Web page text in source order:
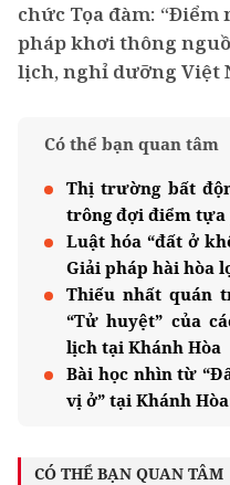
chức Tọa đàm:
pháp khơi thông
lịch, nghỉ dưỡng Việt
Có thể bạn quan tâm
Thị trường bất
trông đợi điểm tựa
Luật hóa “đất ở
Giải pháp hài hòa
Thiếu nhất quán
“Tử huyệt” của
lịch tại Khánh Hòa
Bài học nhìn từ
vị ở” tại Khánh
CÓ THỂ BẠN QUAN TÂM